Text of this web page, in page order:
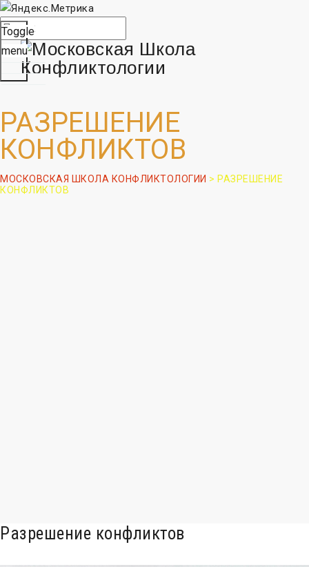
Toggle
menu
РАЗРЕШЕНИЕ
КОНФЛИКТОВ
МОСКОВСКАЯ ШКОЛА КОНФЛИКТОЛОГИИ > РАЗРЕШЕНИЕ
КОНФЛИКТОВ
Разрешение конфликтов